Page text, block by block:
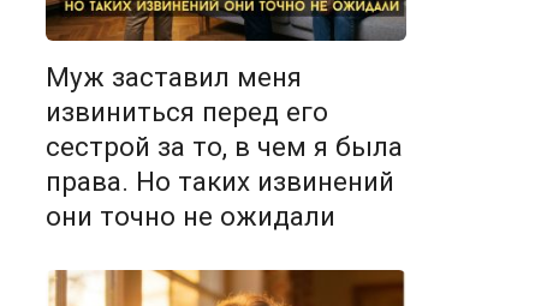
Муж заставил меня
извиниться перед его
сестрой за то, в чем я была
права. Но таких извинений
они точно не ожидали